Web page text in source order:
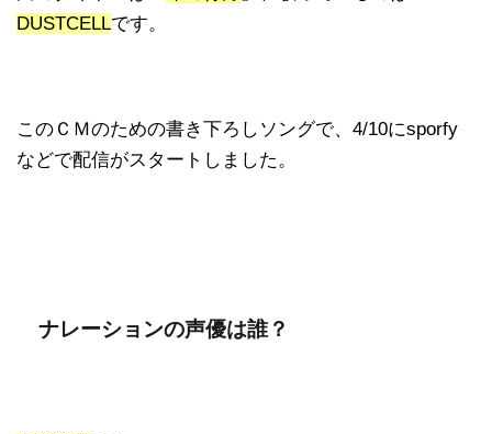
DUSTCELLです。
このＣＭのための書き下ろしソングで、4/10にsporfy
などで配信がスタートしました。
ナレーションの声優は誰？